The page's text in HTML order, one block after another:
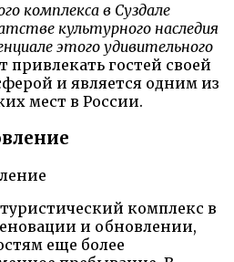
комплекса в Суздале
культурного наследия
этого удивительного
привлекать гостей своей
и является одним из
мест в России.
комплекс в
и обновлении,
еще более